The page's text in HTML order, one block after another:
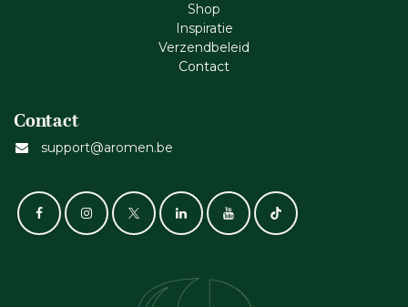
Shop
Inspiratie
Verzendbeleid
Cont​act
Contact
support@aromen.be